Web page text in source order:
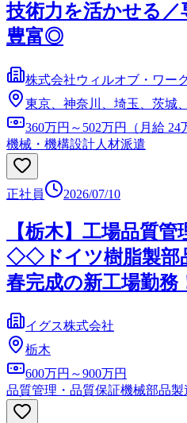
技術力を活かせる／
豊富◎
株式会社ウィルオブ・ワー
東京、神奈川、埼玉、茨城
360万円～502万円（月給 24
機械・機構設計人材派遣
正社員 2026/07/10
【栃木】工場品質
◇◇ドイツ樹脂製部
春完成の新工場勤務
イグス株式会社
栃木
600万円～900万円
品質管理・品質保証機械部品製